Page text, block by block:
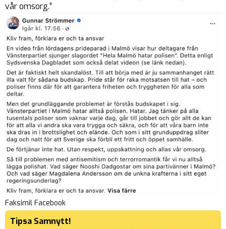
vår omsorg.”
Faksimil Facebook
Tipsa Samnytt!